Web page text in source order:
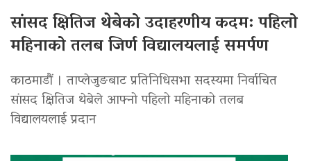
सांसद क्षितिज थेबेको उदाहरणीय कदम: पहिलो
महिनाको तलब जिर्ण विद्यालयलाई समर्पण
काठमाडौं । ताप्लेजुङबाट प्रतिनिधिसभा सदस्यमा निर्वाचित
सांसद क्षितिज थेबेले आफ्नो पहिलो महिनाको तलब
विद्यालयलाई प्रदान